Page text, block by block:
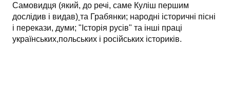
Самовидця (який, до речі, саме Куліш першим
дослідив і видав) та Грабянки; народні історичні пісні
і перекази, думи; "Історія русів" та інші праці
українських,польських і російських істориків.